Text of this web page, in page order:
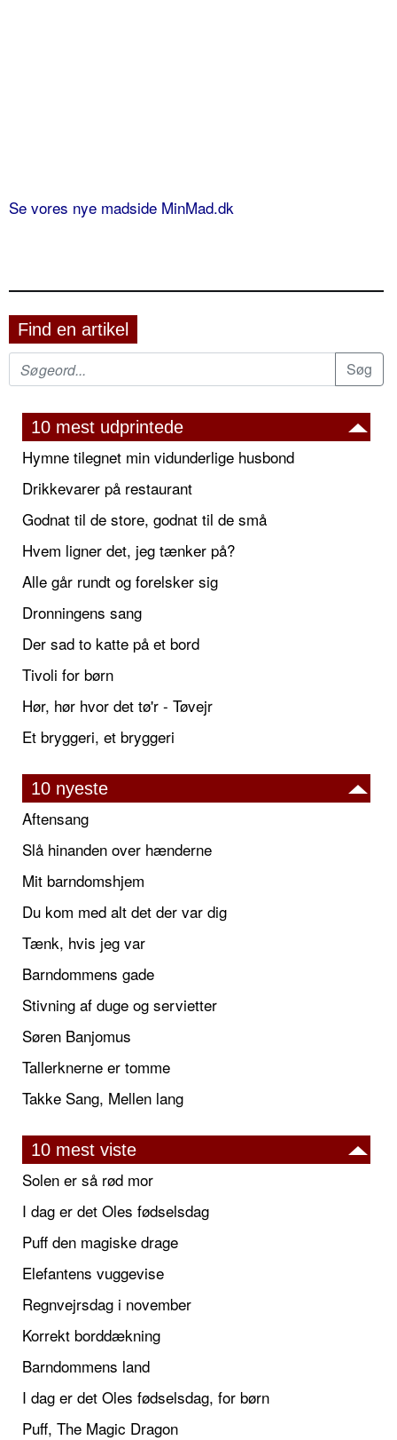
Se vores nye madside MinMad.dk
Find en artikel
10 mest udprintede
Hymne tilegnet min vidunderlige husbond
Drikkevarer på restaurant
Godnat til de store, godnat til de små
Hvem ligner det, jeg tænker på?
Alle går rundt og forelsker sig
Dronningens sang
Der sad to katte på et bord
Tivoli for børn
Hør, hør hvor det tø'r - Tøvejr
Et bryggeri, et bryggeri
10 nyeste
Aftensang
Slå hinanden over hænderne
Mit barndomshjem
Du kom med alt det der var dig
Tænk, hvis jeg var
Barndommens gade
Stivning af duge og servietter
Søren Banjomus
Tallerknerne er tomme
Takke Sang, Mellen lang
10 mest viste
Solen er så rød mor
I dag er det Oles fødselsdag
Puff den magiske drage
Elefantens vuggevise
Regnvejrsdag i november
Korrekt borddækning
Barndommens land
I dag er det Oles fødselsdag, for børn
Puff, The Magic Dragon